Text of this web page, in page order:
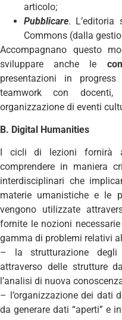
articolo;
Pubblicare. L’editoria
Commons (dalla
Accompagnano questo
sviluppare anche le
presentazioni in
teamwork con docenti,
organizzazione di eventi
B. Digital Humanities
I cicli di lezioni fornirà
comprendere in maniera
interdisciplinari che
materie umanistiche e le
vengono utilizzate
fornite le nozioni
gamma di problemi relativi
– la strutturazione degli
attraverso delle strutture
l’analisi di nuova
– l’organizzazione dei dati
da generare dati “aperti” e